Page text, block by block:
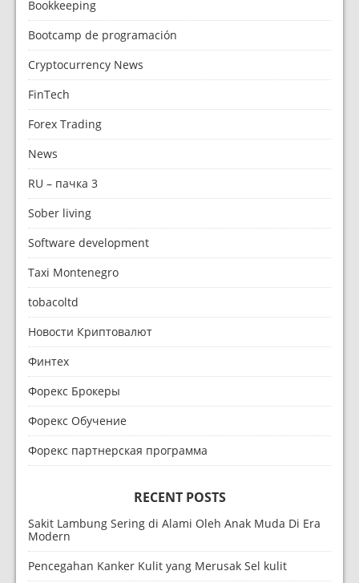
Bookkeeping
Bootcamp de programación
Cryptocurrency News
FinTech
Forex Trading
News
RU – пачка 3
Sober living
Software development
Taxi Montenegro
tobacoltd
Новости Криптовалют
Финтех
Форекс Брокеры
Форекс Обучение
Форекс партнерская программа
RECENT POSTS
Sakit Lambung Sering di Alami Oleh Anak Muda Di Era
Modern
Pencegahan Kanker Kulit yang Merusak Sel kulit